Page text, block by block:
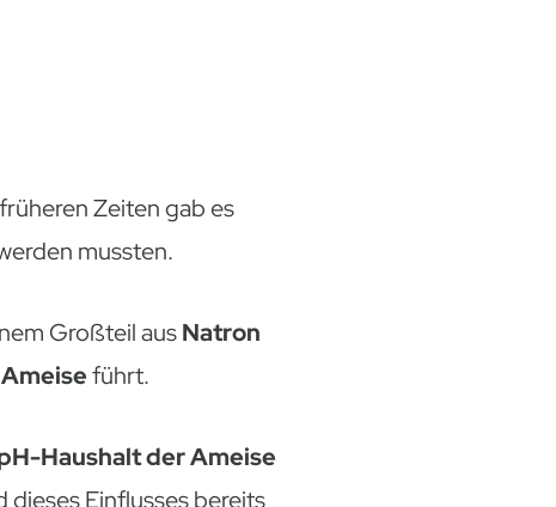
Zeiten gab es
mussten.
Großteil ausNatron
führt.
Haushalt der Ameise
Einflusses bereits